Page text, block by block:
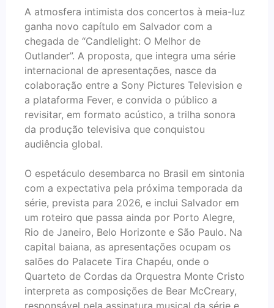
A atmosfera intimista dos concertos à meia-luz
ganha novo capítulo em Salvador com a
chegada de “Candlelight: O Melhor de
Outlander”. A proposta, que integra uma série
internacional de apresentações, nasce da
colaboração entre a Sony Pictures Television e
a plataforma Fever, e convida o público a
revisitar, em formato acústico, a trilha sonora
da produção televisiva que conquistou
audiência global.
O espetáculo desembarca no Brasil em sintonia
com a expectativa pela próxima temporada da
série, prevista para 2026, e inclui Salvador em
um roteiro que passa ainda por Porto Alegre,
Rio de Janeiro, Belo Horizonte e São Paulo. Na
capital baiana, as apresentações ocupam os
salões do Palacete Tira Chapéu, onde o
Quarteto de Cordas da Orquestra Monte Cristo
interpreta as composições de Bear McCreary,